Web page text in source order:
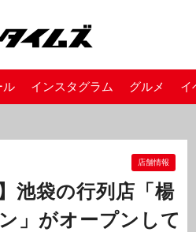
ル インスタグラム グルメ イ
店舗情報
池袋の行列店「楊
」がオープンして